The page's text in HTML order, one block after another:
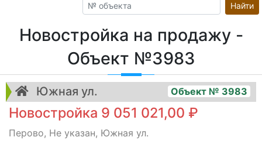
Найти
Новостройка на продажу -
Объект №3983
Южная ул. Объект № 3983
Новостройка 9 051 021,00 ₽
Перово, Не указан, Южная ул.